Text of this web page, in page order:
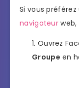
Si vous
navigateur web,
Ouvrez
Groupe en